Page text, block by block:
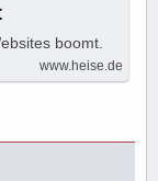
boomt.
www.heise.de